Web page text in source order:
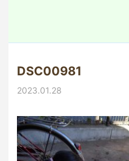
DSC00981
2023.01.28